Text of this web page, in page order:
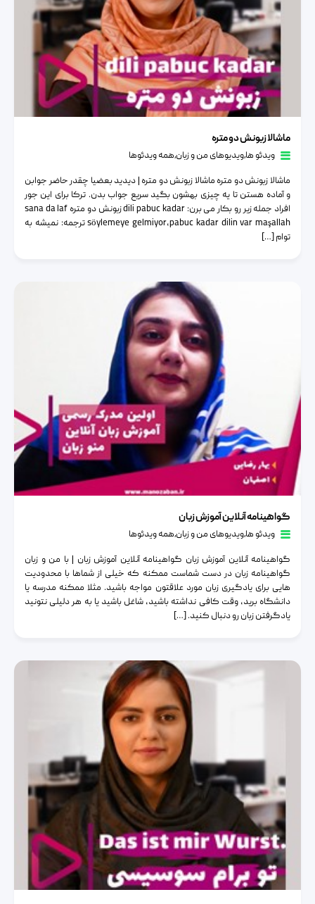
ماشالا زبونش دو متره
ویدئو ها٫ویدیوهای من و زبان٫همه ویدئوها
ماشالا زبونش دو متره ماشالا زبونش دو متره | دیدید بعضیا چقدر حاضر جوابن
و آماده هستن تا یه چیزی بهشون بگید سریع جواب بدن. ترکا برای این جور
افراد جمله زیر رو بکار می برن: dili pabuc kadar زبونش دو متره sana da laf
söylemeye gelmiyor,pabuc kadar dilin var maşallah ترجمه: نمیشه به
توام […]
گواهینامه آنلاین آموزش زبان
ویدئو ها٫ویدیوهای من و زبان٫همه ویدئوها
گواهینامه آنلاین آموزش زبان گواهینامه آنلاین آموزش زبان | با من و زبان
گواهینامه زبان در دست شماست ممکنه که خیلی از شماها با محدودیت
هایی برای یادگیری زبان مورد علاقتون مواجه باشید. مثلا ممکنه مدرسه یا
دانشگاه برید، وقت کافی نداشته باشید، شاغل باشید یا به هر دلیلی نتونید
یادگرفتن زبان رو دنبال کنید. […]